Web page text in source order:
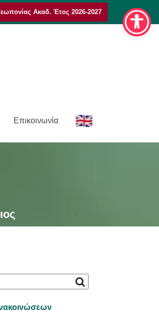
Ακαδ. Έτος 2026-2027
Επικοινωνία
E
n